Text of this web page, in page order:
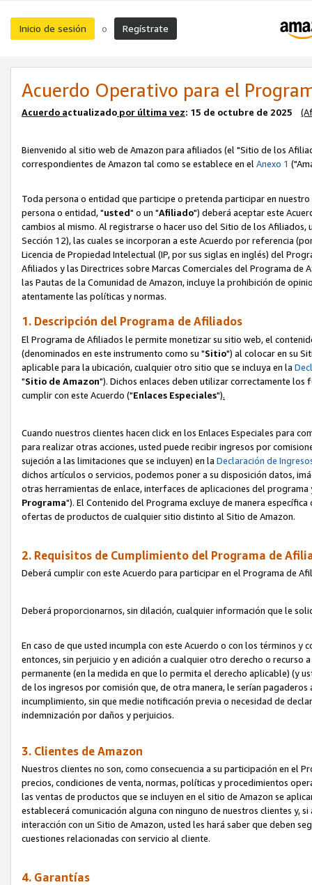
Inicio de sesión o Regístrate
Acuerdo Operativo para el
Acuerdo actualizado por última vez: 15 de octubre de 2025
Bienvenido al sitio web de Amazon para afiliados (el "Sitio de los
correspondientes de Amazon tal como se establece en elAnexo 1
Toda persona o entidad que participe o pretenda participar en
persona o entidad, "usted" o un "Afiliado") deberá aceptar este
cambios al mismo. Al registrarse o hacer uso del Sitio de los
Sección 12), las cuales se incorporan a este Acuerdo por referencia
Licencia de Propiedad Intelectual (IP, por sus siglas en inglés) del
Afiliados y las Directrices sobre Marcas Comerciales del Programa
las Pautas de la Comunidad de Amazon, incluye la prohibición de
atentamente las políticas y normas.
1. Descripción del Programa de Afiliados
El Programa de Afiliados le permite monetizar su sitio web, el
(denominados en este instrumento como su "Sitio") al colocar en su
aplicable para la ubicación, cualquier otro sitio que se incluya en la
"Sitio de Amazon"). Dichos enlaces deben utilizar correctamente los
cumplir con este Acuerdo ("Enlaces Especiales").
Cuando nuestros clientes hacen click en los Enlaces Especiales para
para realizar otras acciones, usted puede recibir ingresos por
sujeción a las limitaciones que se incluyen) en la Declaración de
dichos artículos o servicios, podemos poner a su disposición datos,
otras herramientas de enlace, interfaces de aplicaciones del
Programa"). El Contenido del Programa excluye de manera
ofertas de productos de cualquier sitio distinto al Sitio de Amazon.
2. Requisitos de Cumplimiento del Programa de
Deberá cumplir con este Acuerdo para participar en el Programa de
Deberá proporcionarnos, sin dilación, cualquier información que le
En caso de que usted incumpla con este Acuerdo o con los términos
entonces, sin perjuicio y en adición a cualquier otro derecho o
permanente (en la medida en que lo permita el derecho aplicable) (y
de los ingresos por comisión que, de otra manera, le serían
incumplimiento, sin que medie notificación previa o necesidad de
indemnización por daños y perjuicios.
3. Clientes de Amazon
Nuestros clientes no son, como consecuencia a su participación en el
precios, condiciones de venta, normas, políticas y procedimientos
las ventas de productos que se incluyen en el sitio de Amazon se
establecerá comunicación alguna con ninguno de nuestros clientes y,
interacción con un Sitio de Amazon, usted les hará saber que deben
cuestiones relacionadas con servicio al cliente.
4. Garantías